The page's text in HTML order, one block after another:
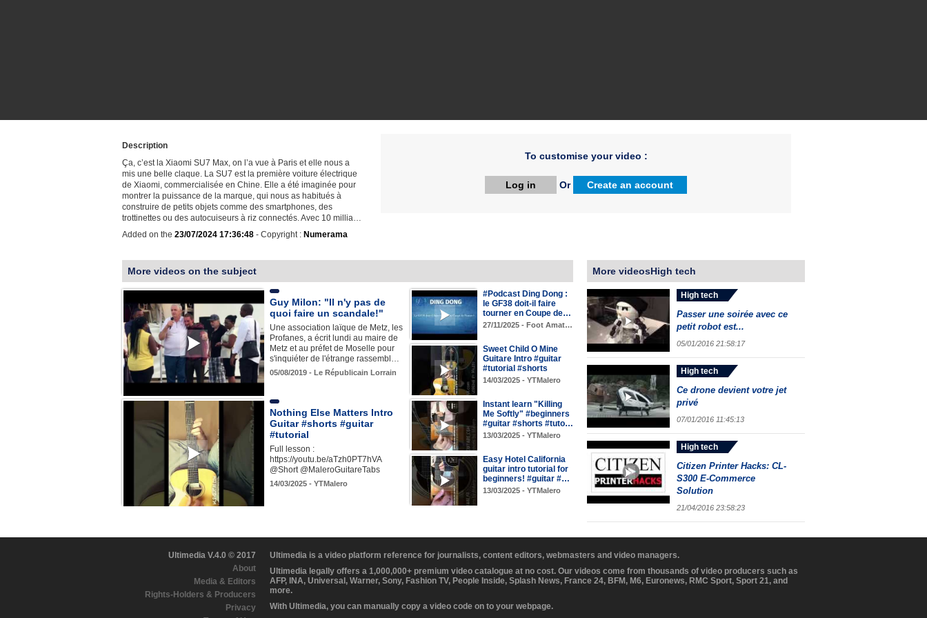
Description
Ça, c’est la Xiaomi SU7 Max, on l’a vue à Paris et elle nous a
mis une belle claque. La SU7 est la première voiture électrique
de Xiaomi, commercialisée en Chine. Elle a été imaginée pour
montrer la puissance de la marque, qui nous as habitués à
construire de petits objets comme des smartphones, des
trottinettes ou des autocuiseurs à riz connectés. Avec 10 millia…
Added on the 23/07/2024 17:36:48 - Copyright : Numerama
To customise your video :
Log in Or Create an account
More videos on the subject
Guy Milon: "Il n'y pas de
quoi faire un scandale!"
Une association laïque de Metz, les
Profanes, a écrit lundi au maire de
Metz et au préfet de Moselle pour
s'inquiéter de l'étrange rassembl…
05/08/2019 - Le Républicain Lorrain
#Podcast Ding Dong :
le GF38 doit-il faire
tourner en Coupe de…
27/11/2025 - Foot Amat…
Sweet Child O Mine
Guitare Intro #guitar
#tutorial #shorts
14/03/2025 - YTMalero
Nothing Else Matters Intro
Guitar #shorts #guitar
#tutorial
Full lesson :
https://youtu.be/aTzh0PT7hVA
@Short @MaleroGuitareTabs
14/03/2025 - YTMalero
Instant learn "Killing
Me Softly" #beginners
#guitar #shorts #tuto…
13/03/2025 - YTMalero
Easy Hotel California
guitar intro tutorial for
beginners! #guitar #…
13/03/2025 - YTMalero
More videosHigh tech
High tech
Passer une soirée avec ce
petit robot est...
05/01/2016 21:58:17
High tech
Ce drone devient votre jet
privé
07/01/2016 11:45:13
High tech
Citizen Printer Hacks: CL-
S300 E-Commerce
Solution
21/04/2016 23:58:23
Ultimedia V.4.0 © 2017
About
Media & Editors
Rights-Holders & Producers
Privacy
Ultimedia is a video platform reference for journalists, content editors, webmasters and video managers.
Ultimedia legally offers a 1,000,000+ premium video catalogue at no cost. Our videos come from thousands of video producers such as
AFP, INA, Universal, Warner, Sony, Fashion TV, People Inside, Splash News, France 24, BFM, M6, Euronews, RMC Sport, Sport 21, and
more.
With Ultimedia, you can manually copy a video code on to your webpage.